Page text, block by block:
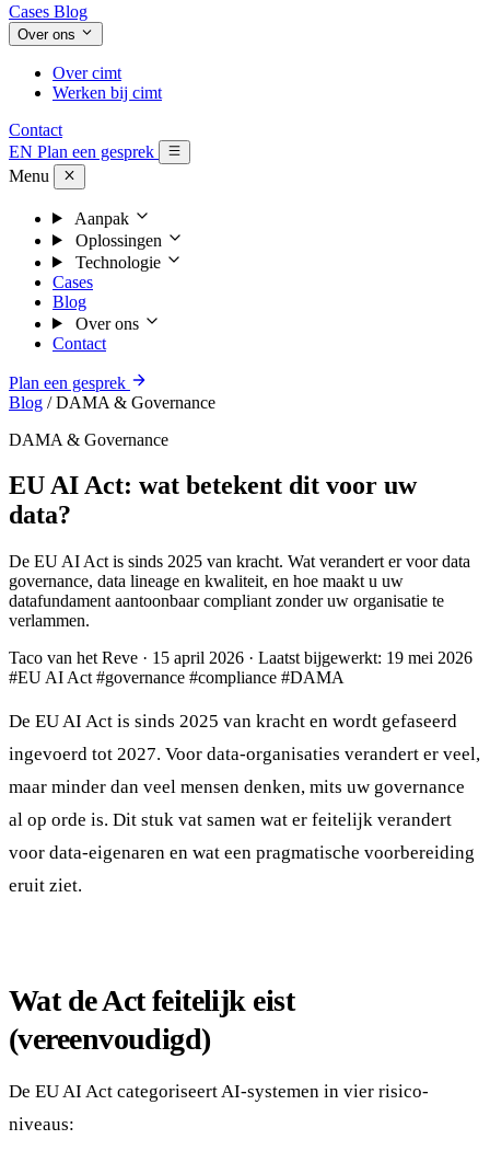
Cases Blog
Over ons
Over cimt
Werken bij cimt
Contact
EN Plan een gesprek
Menu
Aanpak
Oplossingen
Technologie
Cases
Blog
Over ons
Contact
Plan een gesprek
Blog / DAMA & Governance
DAMA & Governance
EU AI Act: wat betekent dit voor uw
data?
De EU AI Act is sinds 2025 van kracht. Wat verandert er voor data
governance, data lineage en kwaliteit, en hoe maakt u uw
datafundament aantoonbaar compliant zonder uw organisatie te
verlammen.
Taco van het Reve · 15 april 2026 · Laatst bijgewerkt: 19 mei 2026
#EU AI Act #governance #compliance #DAMA
De EU AI Act is sinds 2025 van kracht en wordt gefaseerd
ingevoerd tot 2027. Voor data-organisaties verandert er veel,
maar minder dan veel mensen denken, mits uw governance
al op orde is. Dit stuk vat samen wat er feitelijk verandert
voor data-eigenaren en wat een pragmatische voorbereiding
eruit ziet.
Wat de Act feitelijk eist
(vereenvoudigd)
De EU AI Act categoriseert AI-systemen in vier risico-
niveaus: